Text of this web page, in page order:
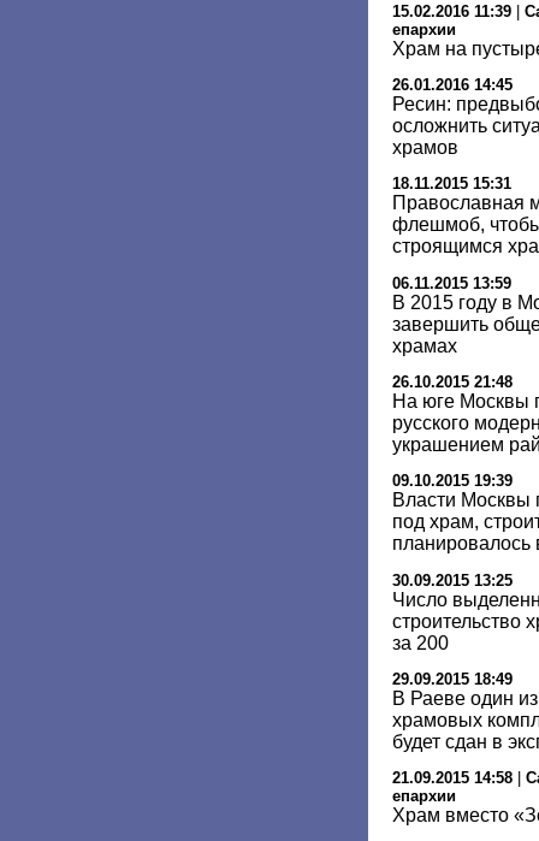
15.02.2016 11:39
епархии
Храм на
26.01.2016 14:45
Ресин:
осложнить
храмов
18.11.2015 15:31
Православная
флешмоб,
строящимся
06.11.2015 13:59
В 2015 году в
завершить
храмах
26.10.2015 21:48
На юге Москвы
русского
украшением
09.10.2015 19:39
Власти Москвы
под храм,
планировалось
30.09.2015 13:25
Число
строительство
за 200
29.09.2015 18:49
В Раеве один
храмовых
будет сдан в
21.09.2015 14:58
епархии
Храм вместо